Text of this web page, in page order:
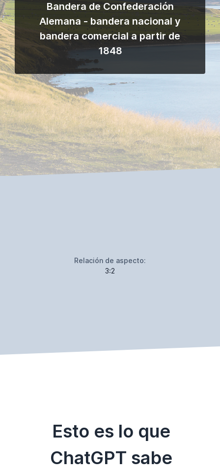
Bandera de Confederación
Alemana - bandera nacional y
bandera comercial a partir de
1848
Relación de aspecto:
3:2
Esto es lo que
ChatGPT sabe